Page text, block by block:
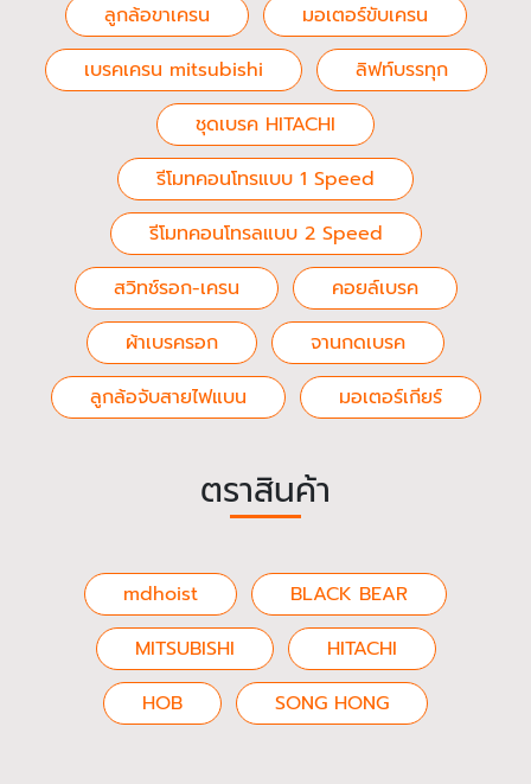
ลูกล้อขาเครน
มอเตอร์ขับเครน
เบรคเครน mitsubishi
ลิฟท์บรรทุก
ชุดเบรค HITACHI
รีโมทคอนโทรแบบ 1 Speed
รีโมทคอนโทรลแบบ 2 Speed
สวิทช์รอก-เครน
คอยล์เบรค
ผ้าเบรครอก
จานกดเบรค
ลูกล้อจับสายไฟแบน
มอเตอร์เกียร์
ตราสินค้า
mdhoist
BLACK BEAR
MITSUBISHI
HITACHI
HOB
SONG HONG